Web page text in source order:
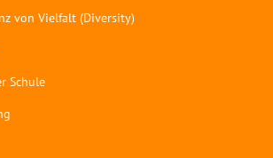
von Vielfalt (Diversity)
Schule